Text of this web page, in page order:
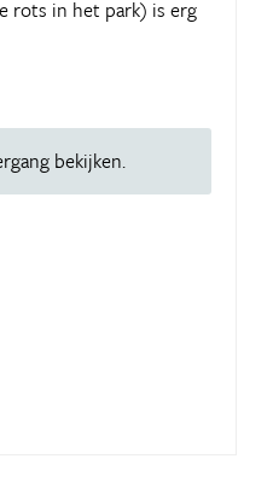
rots in het park) is erg
bekijken.